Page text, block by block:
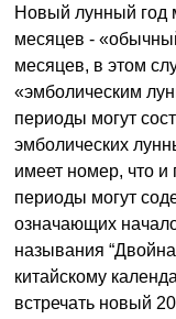
Новый лунный год
месяцев -
месяцев, в этом
«эмболическим
периоды могут
эмболических
имеет номер, что
периоды могут
означающих
называния
китайскому
встречать новый